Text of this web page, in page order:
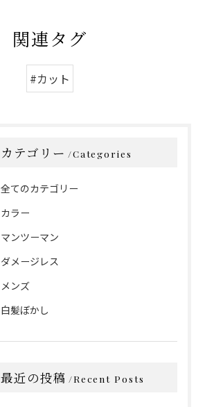
関連タグ
#カット
カテゴリー Categories
全てのカテゴリー
カラー
マンツーマン
ダメージレス
メンズ
白髪ぼかし
最近の投稿 Recent Posts